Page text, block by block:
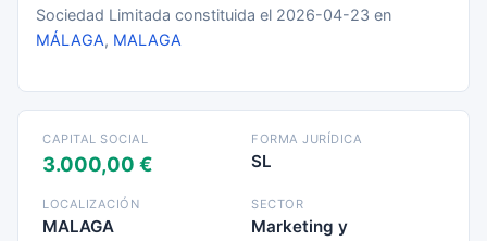
Sociedad Limitada constituida el 2026-04-23 en
MÁLAGA, MALAGA
CAPITAL SOCIAL
3.000,00 €
FORMA JURÍDICA
SL
LOCALIZACIÓN
MALAGA
SECTOR
Marketing y